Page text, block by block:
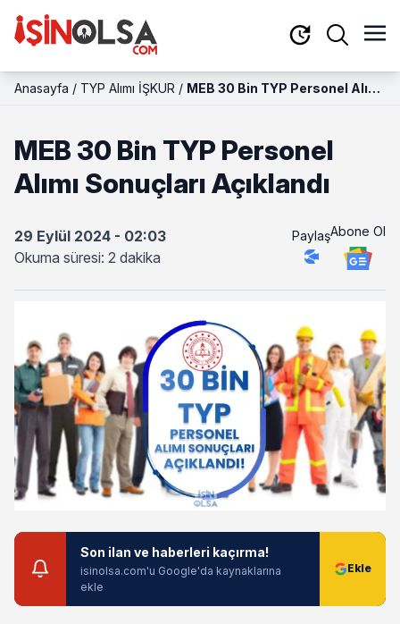
Anasayfa / TYP Alımı İŞKUR / MEB 30 Bin TYP Personel Alımı
MEB 30 Bin TYP Personel
Alımı Sonuçları Açıklandı
29 Eylül 2024 - 02:03
Okuma süresi: 2 dakika
PaylaşAbone Ol
Son ilan ve haberleri kaçırma!
isinolsa.com'u Google'da kaynaklarına
ekle